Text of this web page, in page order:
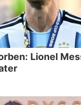
Lionel